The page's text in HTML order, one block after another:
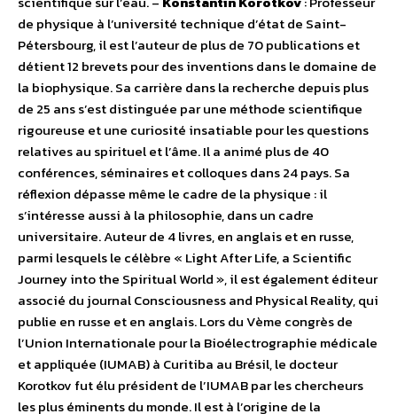
de physique à l’université technique d’état de Saint-
Pétersbourg, il est l’auteur de plus de 70 publications et
détient 12 brevets pour des inventions dans le domaine de
la biophysique. Sa carrière dans la recherche depuis plus
de 25 ans s’est distinguée par une méthode scientifique
rigoureuse et une curiosité insatiable pour les questions
relatives au spirituel et l’âme. Il a animé plus de 40
conférences, séminaires et colloques dans 24 pays. Sa
réflexion dépasse même le cadre de la physique : il
s’intéresse aussi à la philosophie, dans un cadre
universitaire. Auteur de 4 livres, en anglais et en russe,
parmi lesquels le célèbre « Light After Life, a Scientific
Journey into the Spiritual World », il est également éditeur
associé du journal Consciousness and Physical Reality, qui
publie en russe et en anglais. Lors du Vème congrès de
l’Union Internationale pour la Bioélectrographie médicale
et appliquée (IUMAB) à Curitiba au Brésil, le docteur
Korotkov fut élu président de l’IUMAB par les chercheurs
les plus éminents du monde. Il est à l’origine de la